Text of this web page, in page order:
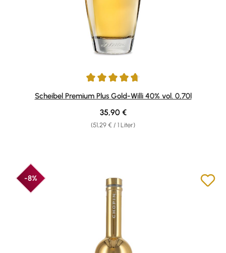
Durchschnittliche Bewertung von 4.84 von 5 Sternen
Scheibel Premium Plus Gold-Willi 40% vol. 0,70l
(51,29 € / 1 Liter)
Regulärer Preis:
35,90 €
-8%